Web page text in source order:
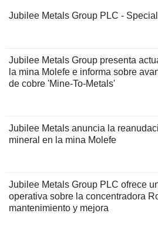
Jubilee Metals Group PLC - Special
Jubilee Metals Group presenta
la mina Molefe e informa sobre
de cobre 'Mine-To-Metals'
Jubilee Metals anuncia la
mineral en la mina Molefe
Jubilee Metals Group PLC ofrece
operativa sobre la concentradora
mantenimiento y mejora